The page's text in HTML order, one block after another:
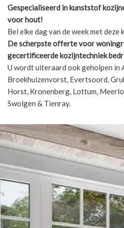
Gespecialiseerd in kunststof
voor hout!
Bel elke dag van de week met deze
De scherpsteofferte voor
gecertificeerde kozijntechniek
U wordt uiteraard ook geholpen in
Broekhuizenvorst, Evertsoord,
Horst, Kronenberg, Lottum,
Swolgen & Tienray.